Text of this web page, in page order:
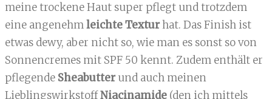
meine trockene Haut super pflegt und trotzdem
eine angenehmleichte Texturhat. Das Finish ist
etwas dewy, aber nicht so, wie man es sonst so von
Sonnencremes mit SPF 50 kennt. Zudem enthält er
pflegende Sheabutterund auch meinen
LieblingswirkstoffNiacinamide (den ich mittels